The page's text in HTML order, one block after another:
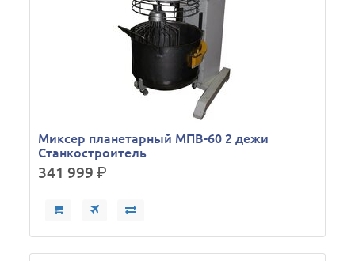
Миксер планетарный МПВ-60 2 дежи
Станкостроитель
341 999р.